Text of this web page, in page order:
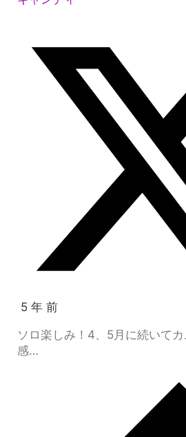
5 年 前
ソロ楽しみ！4、5月に続いて
感…